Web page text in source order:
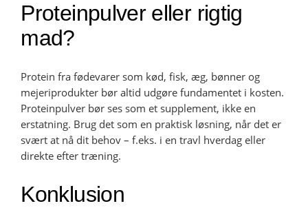
Proteinpulver eller rigtig
mad?
Protein fra fødevarer som kød, fisk, æg, bønner og
mejeriprodukter bør altid udgøre fundamentet i kosten.
Proteinpulver bør ses som et supplement, ikke en
erstatning. Brug det som en praktisk løsning, når det er
svært at nå dit behov – f.eks. i en travl hverdag eller
direkte efter træning.
Konklusion